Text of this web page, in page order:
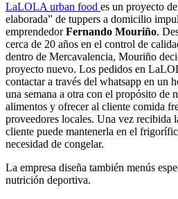
LaLOLA urban food es un proyecto
elaborada” de tuppers a domicilio
emprendedorFernando Mouriño.
cerca de 20 años en el control de
dentro de Mercavalencia, Mouriño
proyecto nuevo. Los pedidos en
contactar a través del whatsapp en un
una semana a otra con el propósito de
alimentos y ofrecer al cliente comida
proveedores locales. Una vez recibida
cliente puede mantenerla en el
necesidad de congelar.
La empresa diseña también menús
nutrición deportiva.